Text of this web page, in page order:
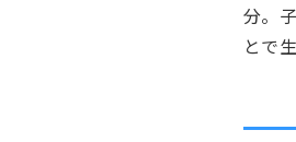
分。
とで